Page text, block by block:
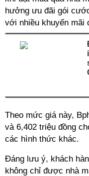
hưởng ưu đãi gói
với nhiều khuyến mãi
Theo mức giá này,
và 6,402 triệu đồng
các hình thức khác.
Đáng lưu ý, khách
không chỉ được nhà